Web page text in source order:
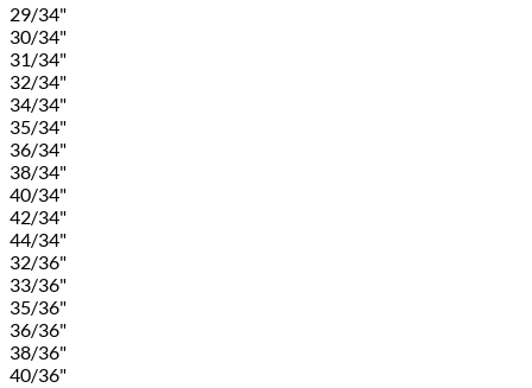
29/34"
30/34"
31/34"
32/34"
34/34"
35/34"
36/34"
38/34"
40/34"
42/34"
44/34"
32/36"
33/36"
35/36"
36/36"
38/36"
40/36"